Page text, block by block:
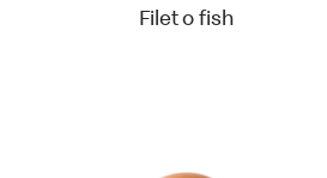
Filet o fish